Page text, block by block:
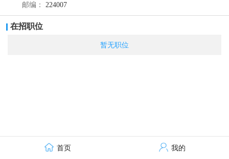
邮编：
224007
在招职位
暂无职位
首页 我的